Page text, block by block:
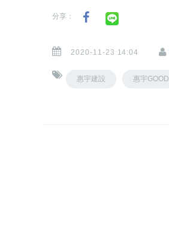
分享：
2020-11-23 14:04
惠宇建設 惠宇GOOD